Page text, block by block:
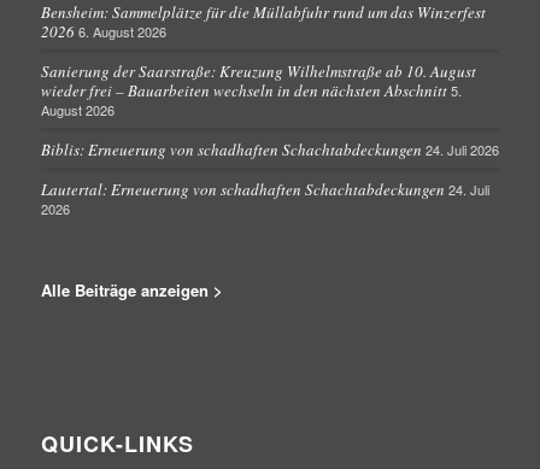
Bensheim: Sammelplätze für die Müllabfuhr rund um das Winzerfest
2026 6. August 2026
Sanierung der Saarstraße: Kreuzung Wilhelmstraße ab 10. August
wieder frei – Bauarbeiten wechseln in den nächsten Abschnitt 5.
August 2026
Biblis: Erneuerung von schadhaften Schachtabdeckungen 24. Juli 2026
Lautertal: Erneuerung von schadhaften Schachtabdeckungen 24. Juli
2026
Alle Beiträge anzeigen >
QUICK-LINKS